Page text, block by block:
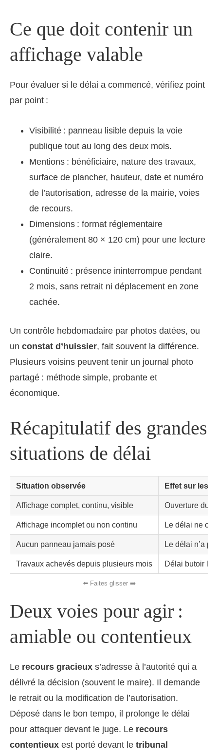
Ce que doit contenir un
affichage valable
Pour évaluer si le délai a commencé, vérifiez point
par point :
Visibilité : panneau lisible depuis la voie
publique tout au long des deux mois.
Mentions : bénéficiaire, nature des travaux,
surface de plancher, hauteur, date et numéro
de l’autorisation, adresse de la mairie, voies
de recours.
Dimensions : format réglementaire
(généralement 80 × 120 cm) pour une lecture
claire.
Continuité : présence ininterrompue pendant
2 mois, sans retrait ni déplacement en zone
cachée.
Un contrôle hebdomadaire par photos datées, ou
un constat d’huissier, fait souvent la différence.
Plusieurs voisins peuvent tenir un journal photo
partagé : méthode simple, probante et
économique.
Récapitulatif des grandes
situations de délai
Situation observée Effet sur les
Affichage complet, continu, visible Ouverture du
Affichage incomplet ou non continu Le délai ne
Aucun panneau jamais posé Le délai n’a
Travaux achevés depuis plusieurs mois Délai butoir lié
Deux voies pour agir :
amiable ou contentieux
Le recours gracieux s’adresse à l’autorité qui a
délivré la décision (souvent le maire). Il demande
le retrait ou la modification de l’autorisation.
Déposé dans le bon tempo, il prolonge le délai
pour attaquer devant le juge. Le recours
contentieux est porté devant le tribunal